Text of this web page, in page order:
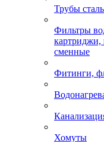
Трубы
Фильтры
картриджи,
сменные
Фитинги,
Хомуты